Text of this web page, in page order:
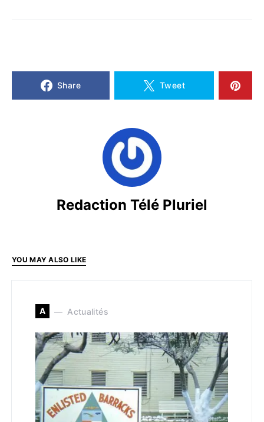
Share Tweet
Redaction Télé Pluriel
YOU MAY ALSO LIKE
A Actualités